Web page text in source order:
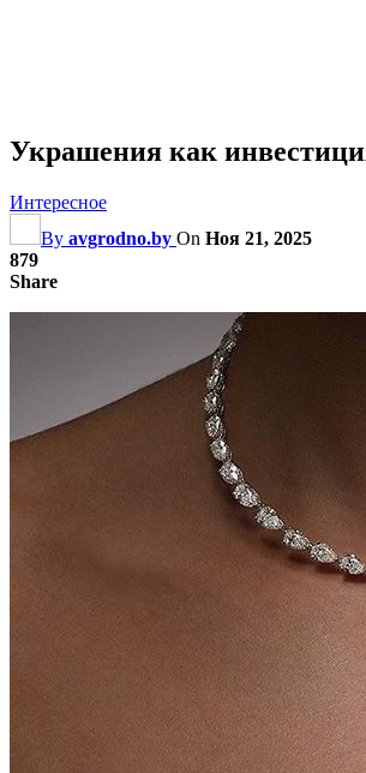
Украшения как
Интересное
By avgrodno.by On Ноя 21, 2025
879
Share